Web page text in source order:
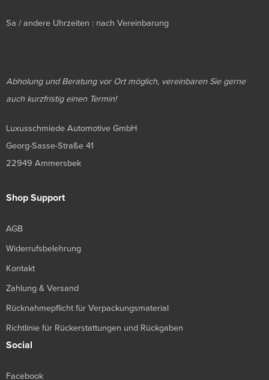
Sa / andere Uhrzeiten : nach Vereinbarung
Abholung und Beratung vor Ort möglich, vereinbaren Sie gerne
auch kurzfristig einen Termin!
Luxusschmiede Automotive GmbH
Georg-Sasse-Straße 41
22949 Ammersbek
Shop Support
AGB
Widerrufsbelehrung
Kontakt
Zahlung & Versand
Rücknahmepflicht für Verpackungsmaterial
Richtlinie für Rückerstattungen und Rückgaben
Social
Facebook